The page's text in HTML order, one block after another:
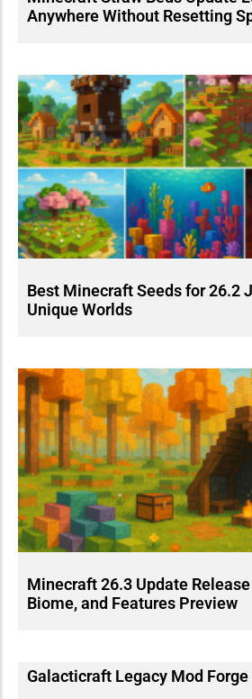
Anywhere Without Resetting
Best Minecraft Seeds for 26.2
Unique Worlds
Minecraft 26.3 Update
Biome, and Features Preview
Galacticraft Legacy Mod Forge